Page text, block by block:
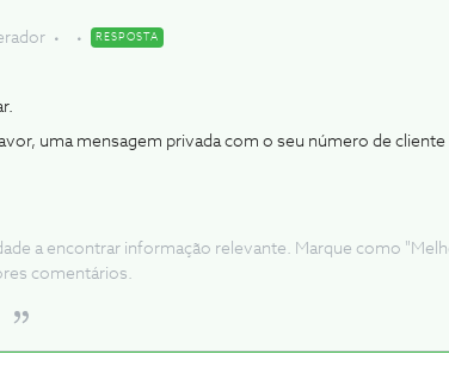
RESPOSTA
uma mensagem privada com o seu número de cliente
a encontrar informação relevante. Marque como
comentários.